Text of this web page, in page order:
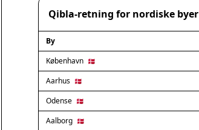
Qibla-retning for nordiske byer
By
København 🇩🇰
Aarhus 🇩🇰
Odense 🇩🇰
Aalborg 🇩🇰